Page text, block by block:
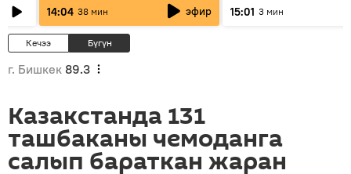
14:04 38 мин эфир 15:01 3 мин
Кечээ Бүгүн
г. Бишкек 89.3
Казакстанда 131
ташбаканы чемоданга
салып бараткан жаран